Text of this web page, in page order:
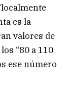
es la
valores de
“80 a 110
ese número